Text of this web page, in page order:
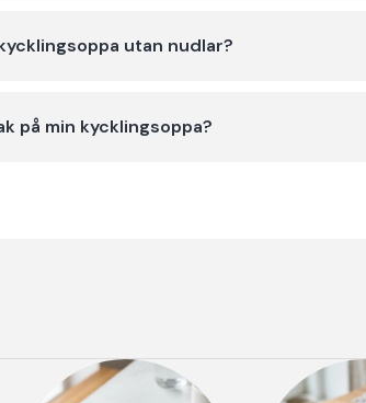
utan nudlar?
på min kycklingsoppa?